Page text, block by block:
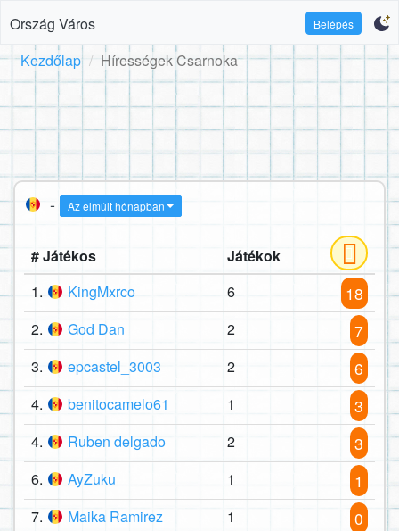
Ország Város Belépés
Kezdőlap Hírességek Csarnoka
- Az elmúlt hónapban
# Játékos
Játékok
1.
KingMxrco 6 18
2. God Dan 2 7
3. epcastel_3003 2 6
4. benitocamelo61 1 3
4. Ruben delgado 2 3
6. AyZuku 1 1
7. Maika Ramirez 1 0